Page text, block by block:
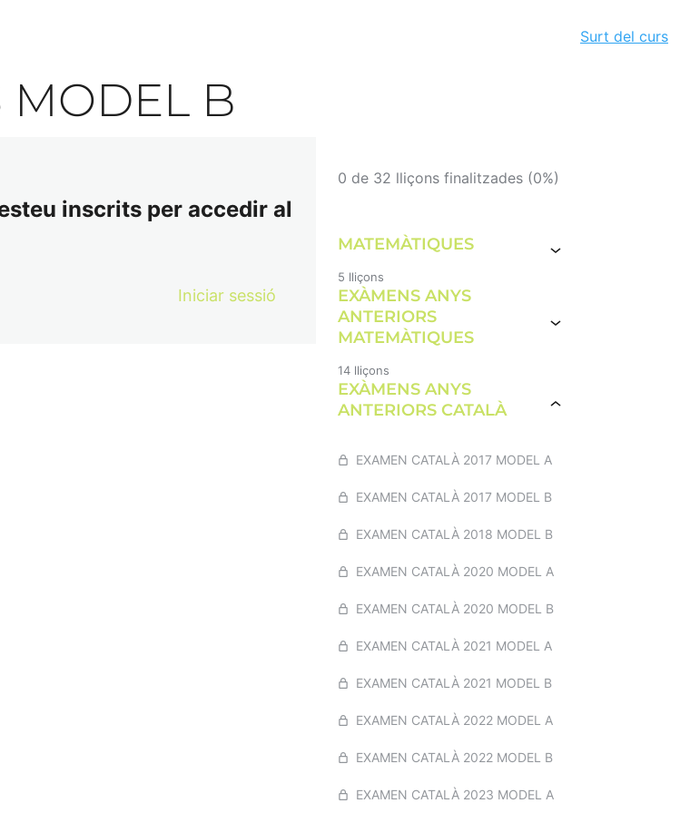
Surt del curs
MODEL B
inscrits per accedir al
Iniciar sessió
0 de 32 lliçons finalitzades (0%)
MATEMÀTIQUES
MATERIALS DIVERSOS
MATEMÀTIQUES
REPASSEM LES DIVISIONS
COM FER REGLES DE TRES
COM CALCULAR PERCENTATGES
5 lliçons
EXÀMENS ANYS
ANTERIORS
MATEMÀTIQUES
EXAMEN MATEMÀTIQUES 2017
MODEL A
MODEL B
EXAMEN MATEMÀTIQUES 2018
EXAMEN MATEMÀTIQUES 2020
MODEL A
EXAMEN MATEMÀTIQUES 2020
MODEL A
EXAMEN MATEMÀTIQUES 2021
14 lliçons
EXÀMENS ANYS
ANTERIORS CATALÀ
EXAMEN CATALÀ 2017 MODEL A
EXAMEN CATALÀ 2017 MODEL B
EXAMEN CATALÀ 2018 MODEL B
EXAMEN CATALÀ 2020 MODEL A
EXAMEN CATALÀ 2020 MODEL B
EXAMEN CATALÀ 2021 MODEL A
EXAMEN CATALÀ 2021 MODEL B
EXAMEN CATALÀ 2022 MODEL A
EXAMEN CATALÀ 2022 MODEL B
EXAMEN CATALÀ 2023 MODEL A